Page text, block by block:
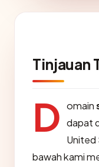
Tinjauan
D omain
dapat
United
bawah kami